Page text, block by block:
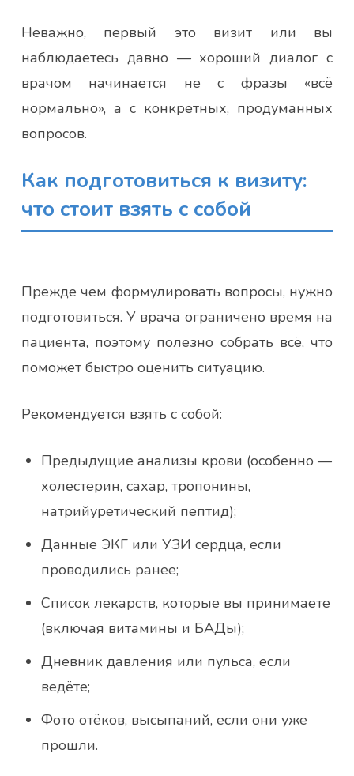
Неважно, первый это визит или вы
наблюдаетесь давно — хороший диалог с
врачом начинается не с фразы «всё
нормально», а с конкретных, продуманных
вопросов.
Как подготовиться к визиту:
что стоит взять с собой
Прежде чем формулировать вопросы, нужно
подготовиться. У врача ограничено время на
пациента, поэтому полезно собрать всё, что
поможет быстро оценить ситуацию.
Рекомендуется взять с собой:
Предыдущие анализы крови (особенно —
холестерин, сахар, тропонины,
натрийуретический пептид);
Данные ЭКГ или УЗИ сердца, если
проводились ранее;
Список лекарств, которые вы принимаете
(включая витамины и БАДы);
Дневник давления или пульса, если
ведёте;
Фото отёков, высыпаний, если они уже
прошли.